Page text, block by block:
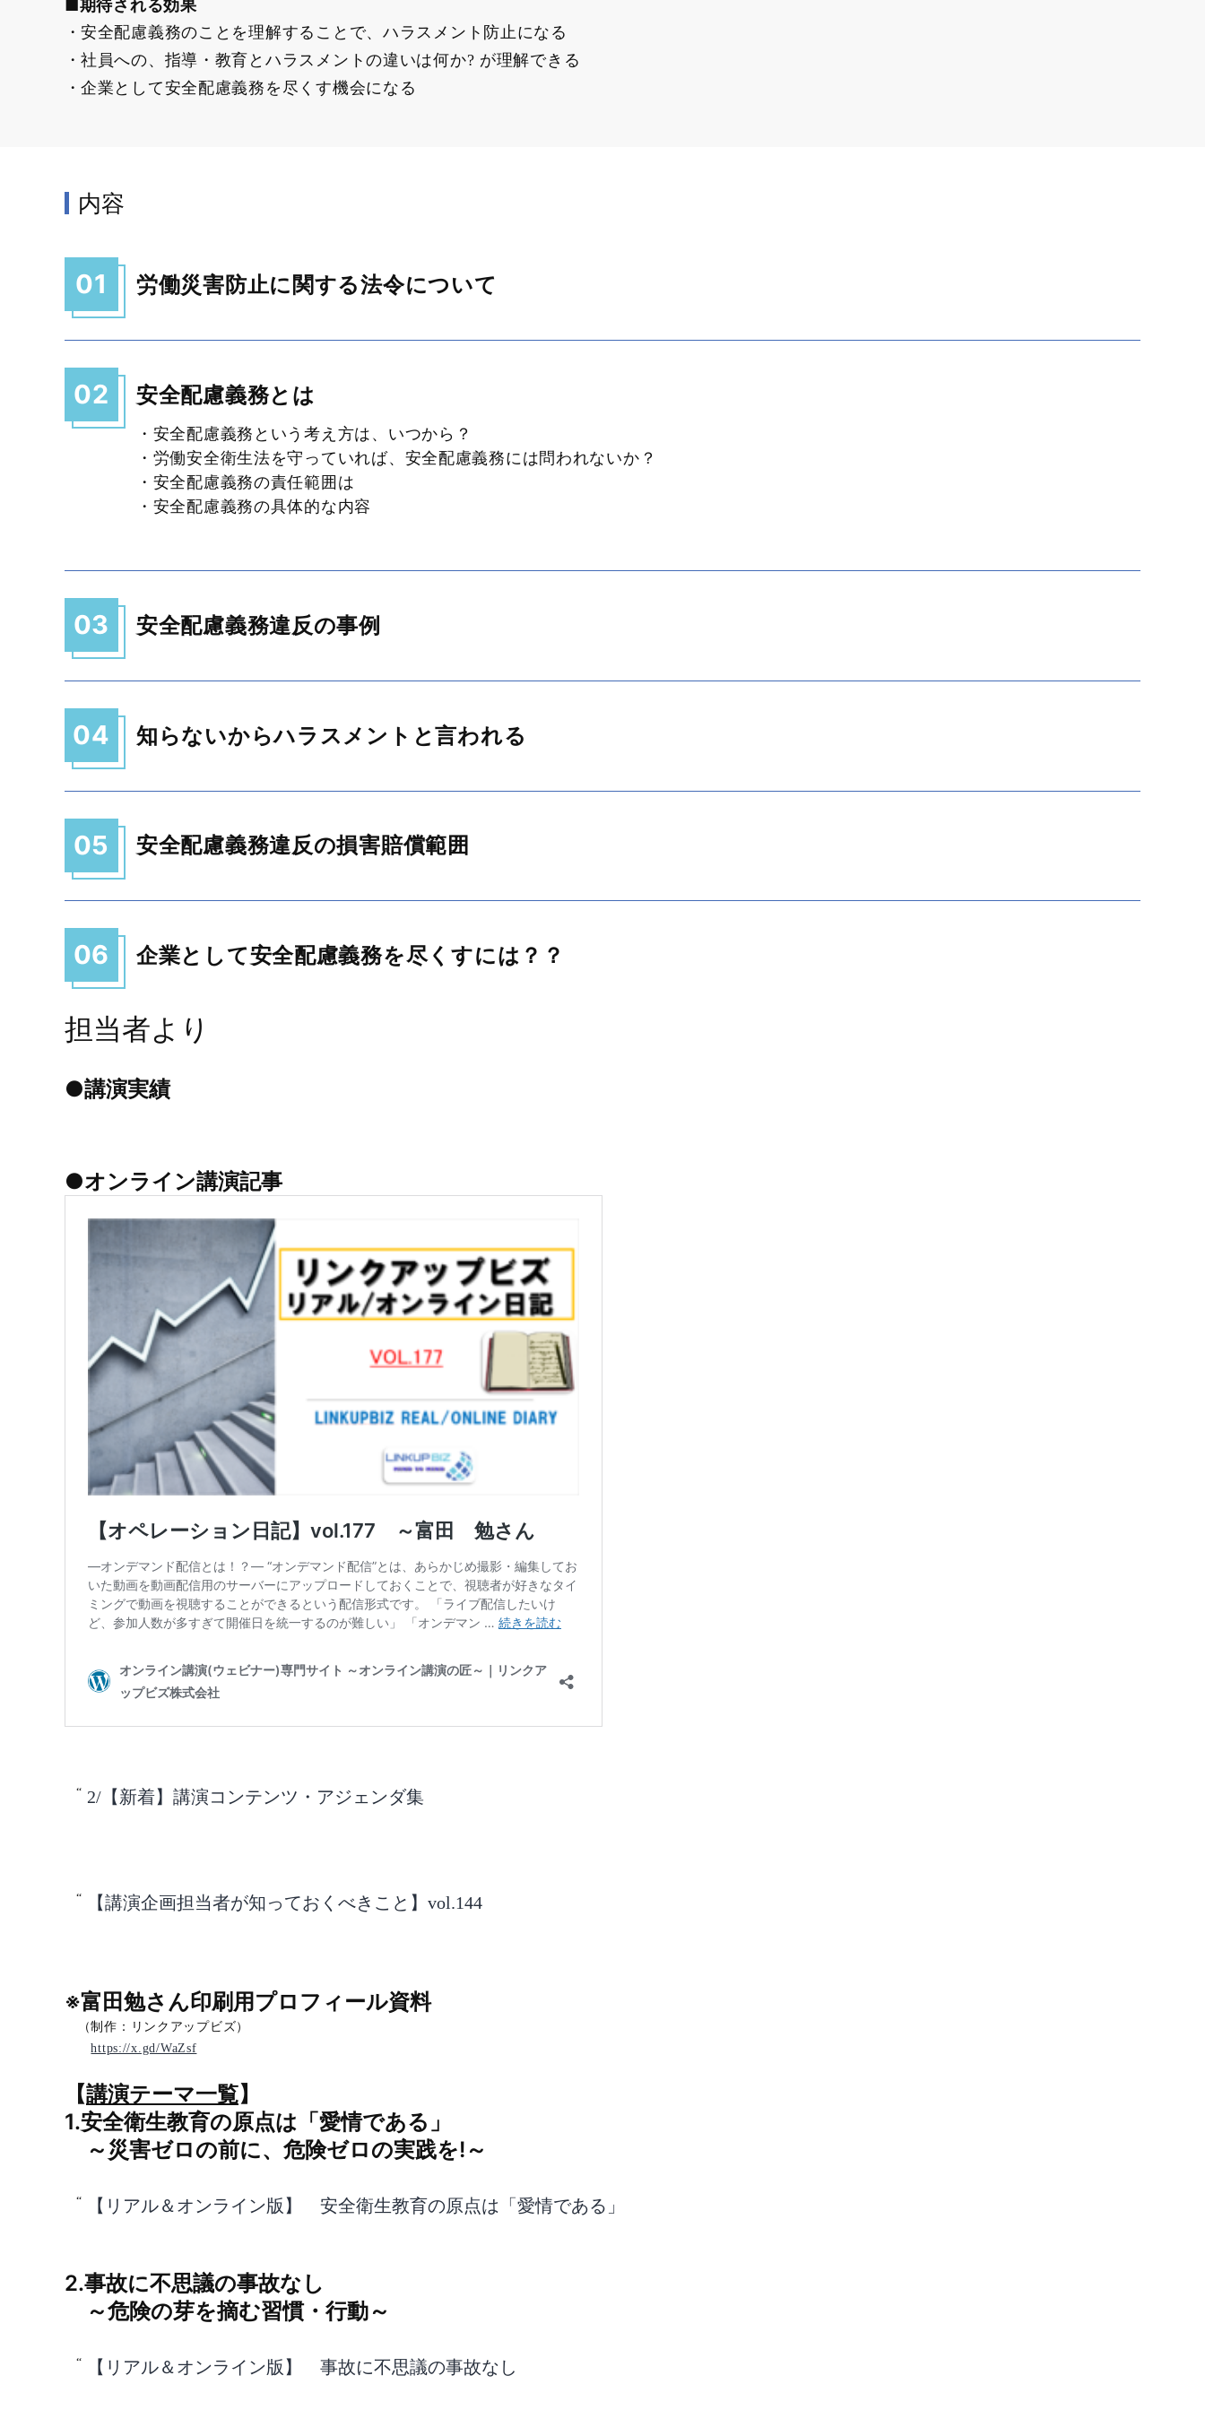
■期待される効果
安全配慮義務のことを理解することで、ハラスメント防止になる
社員への、指導・教育とハラスメントの違いは何か? が理解できる
企業として安全配慮義務を尽くす機会になる
内容
01 労働災害防止に関する法令について
02 安全配慮義務とは
・安全配慮義務という考え方は、いつから？
・労働安全衛生法を守っていれば、安全配慮義務には問われないか？
・安全配慮義務の責任範囲は
・安全配慮義務の具体的な内容
03 安全配慮義務違反の事例
04 知らないからハラスメントと言われる
05 安全配慮義務違反の損害賠償範囲
06 企業として安全配慮義務を尽くすには？？
担当者より
●講演実績
●オンライン講演記事
2/【新着】講演コンテンツ・アジェンダ集
【講演企画担当者が知っておくべきこと】vol.144
※富田勉さん印刷用プロフィール資料
（制作：リンクアップビズ）
https://x.gd/WaZsf
【講演テーマ一覧】
1.安全衛生教育の原点は「愛情である」
～災害ゼロの前に、危険ゼロの実践を!～
【リアル＆オンライン版】 安全衛生教育の原点は「愛情である」
2.事故に不思議の事故なし
～危険の芽を摘む習慣・行動～
【リアル＆オンライン版】 事故に不思議の事故なし